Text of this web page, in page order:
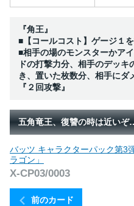
『角王』
■【コールコスト】ゲージ１を
■相手の場のモンスターかア
ドの打撃力分、相手のデッ
き、置いた枚数分、相手にダ
『２回攻撃』
五角竜王、復讐の時は近い
前のカード
バッツ キャラクターパック第3
ラゴン」
X-CP03/0003